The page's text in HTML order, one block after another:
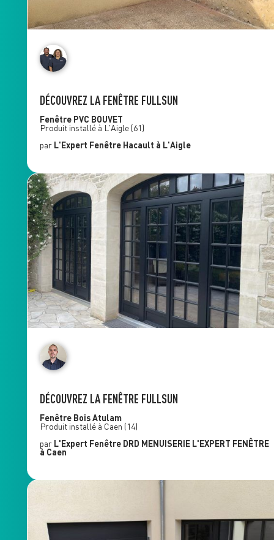
DÉCOUVREZ LA FENÊTRE FULLSUN
Fenêtre PVC BOUVET
Produit installé à L'Aigle (61)
par L'Expert Fenêtre Hacault à L'Aigle
DÉCOUVREZ LA FENÊTRE FULLSUN
Fenêtre BoisAtulam
Produit installé à Caen (14)
par L'Expert Fenêtre DRD MENUISERIE L'EXPERT FENÊTRE
à Caen